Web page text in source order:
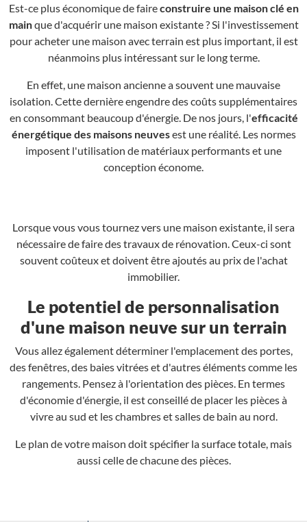
Est-ce plus économique de faireconstruire une maison clé en
mainque d'acquérir une maison existante ? Si l'investissement
pour acheter une maison avec terrain est plus important, il est
néanmoins plus intéressant sur le long terme.
En effet, une maison ancienne a souvent une mauvaise
isolation. Cette dernière engendre des coûts supplémentaires
en consommant beaucoup d'énergie. De nos jours, l'efficacité
énergétique des maisons neuvesest une réalité. Les normes
imposent l'utilisation de matériaux performants et une
conception économe.
Lorsque vous vous tournez vers une maison existante, il sera
nécessaire de faire des travaux de rénovation. Ceux-ci sont
souvent coûteux et doivent être ajoutés au prix de l'achat
immobilier.
Le potentiel de personnalisation
d'une maison neuve sur un terrain
Vous allez également déterminer l'emplacement des portes,
des fenêtres, des baies vitrées et d'autres éléments comme les
rangements. Pensez à l'orientation des pièces. En termes
d'économie d'énergie, il est conseillé de placer les pièces à
vivre au sud et les chambres et salles de bain au nord.
Le plan de votre maison doit spécifier la surface totale, mais
aussi celle de chacune des pièces.